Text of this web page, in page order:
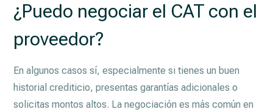
¿Puedo negociar el CAT con el
proveedor?
En algunos casos sí, especialmente si tienes un buen
historial crediticio, presentas garantías adicionales o
solicitas montos altos. La negociación es más común en